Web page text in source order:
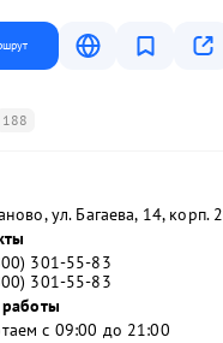
188
ул. Багаева, 14, корп. 2
301-55-83
301-55-83
с 09:00 до 21:00